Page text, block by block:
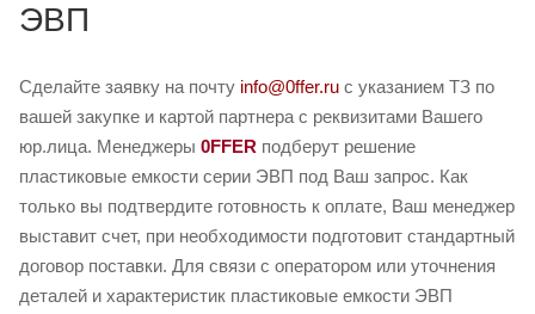
ЭВП
Сделайте заявку на почту info@0ffer.ru с указанием ТЗ по
вашей закупке и картой партнера с реквизитами Вашего
юр.лица. Менеджеры 0FFER подберут решение
пластиковые емкости серии ЭВП под Ваш запрос. Как
только вы подтвердите готовность к оплате, Ваш менеджер
выставит счет, при необходимости подготовит стандартный
договор поставки. Для связи с оператором или уточнения
деталей и характеристик пластиковые емкости ЭВП